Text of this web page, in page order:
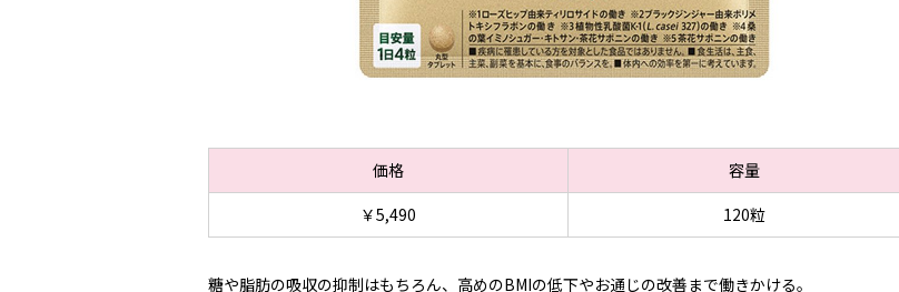
価格
容量
￥5,490
120粒
糖や脂肪の吸収の抑制はもちろん、高めのBMIの低下やお通じの改善まで働きかける。